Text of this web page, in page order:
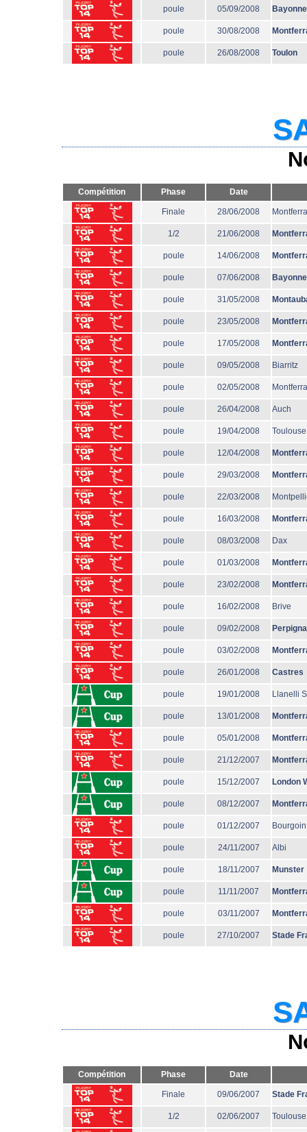
poule 05/09/2008 Bayonne
poule 30/08/2008
poule 26/08/2008 Toulon
Compétition Phase Date
Finale 28/06/2008
1/2 21/06/2008
poule 14/06/2008
poule 07/06/2008 Bayonne
poule 31/05/2008
poule 23/05/2008
poule 17/05/2008
poule 09/05/2008 Biarritz
poule 02/05/2008
poule 26/04/2008 Auch
poule 19/04/2008 Toulouse
poule 12/04/2008
poule 29/03/2008
poule 22/03/2008
poule 16/03/2008
poule 08/03/2008 Dax
poule 01/03/2008
poule 23/02/2008
poule 16/02/2008 Brive
poule 09/02/2008
poule 03/02/2008
poule 26/01/2008 Castres
poule 19/01/2008 Llanelli
poule 13/01/2008
poule 05/01/2008
poule 21/12/2007
poule 15/12/2007 London
poule 08/12/2007
poule 01/12/2007 Bourgoin
poule 24/11/2007 Albi
poule 18/11/2007 Munster
poule 11/11/2007
poule 03/11/2007
poule 27/10/2007 Stade
Compétition Phase Date
Finale 09/06/2007 Stade
1/2 02/06/2007 Toulouse